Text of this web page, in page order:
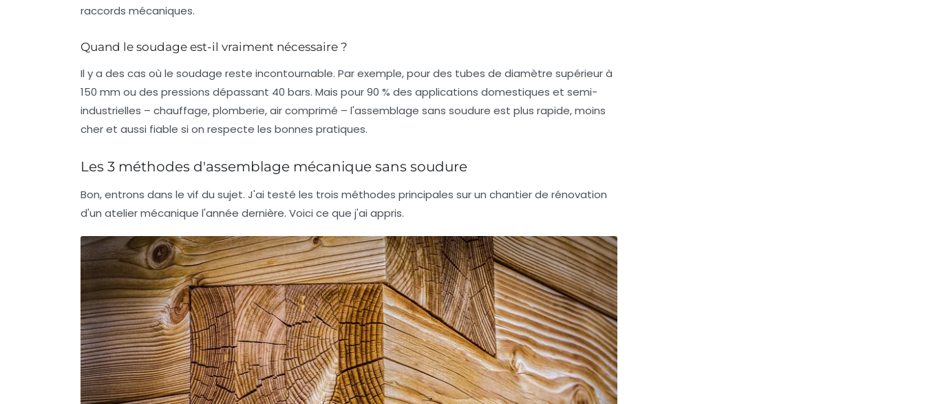
raccords mécaniques.
Quand le soudage est-il vraiment nécessaire ?
Il y a des cas où le soudage reste incontournable. Par exemple, pour des tubes de diamètre supérieur à
150 mm ou des pressions dépassant 40 bars. Mais pour 90 % des applications domestiques et semi-
industrielles – chauffage, plomberie, air comprimé – l'assemblage sans soudure est plus rapide, moins
cher et aussi fiable si on respecte les bonnes pratiques.
Les 3 méthodes d'assemblage mécanique sans soudure
Bon, entrons dans le vif du sujet. J'ai testé les trois méthodes principales sur un chantier de rénovation
d'un atelier mécanique l'année dernière. Voici ce que j'ai appris.